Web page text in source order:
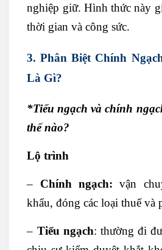
nghiệp giữ. Hình thức này
thời gian và công sức.
3. Phân Biệt Chính
Là Gì?
*Tiểu ngạch và chính
thế nào?
Lộ trình
– Chính ngạch: vận
khẩu, đóng các loại thuế và
– Tiểu ngạch: thường đi